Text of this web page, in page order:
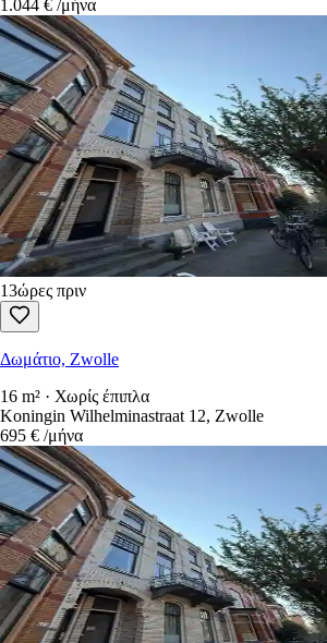
12ώρες πριν
Διαμέρισμα, Zwolle
2 υπνοδωμάτια · Χωρίς έπιπλα
Händellaan 237-1, Zwolle
1.044 € /μήνα
13ώρες πριν